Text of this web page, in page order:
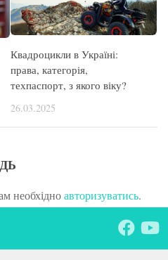
Квадроцикли в Україні:
права, категорія,
техпаспорт, з якого віку?
26.03.2025
необхідноавторизуватись.